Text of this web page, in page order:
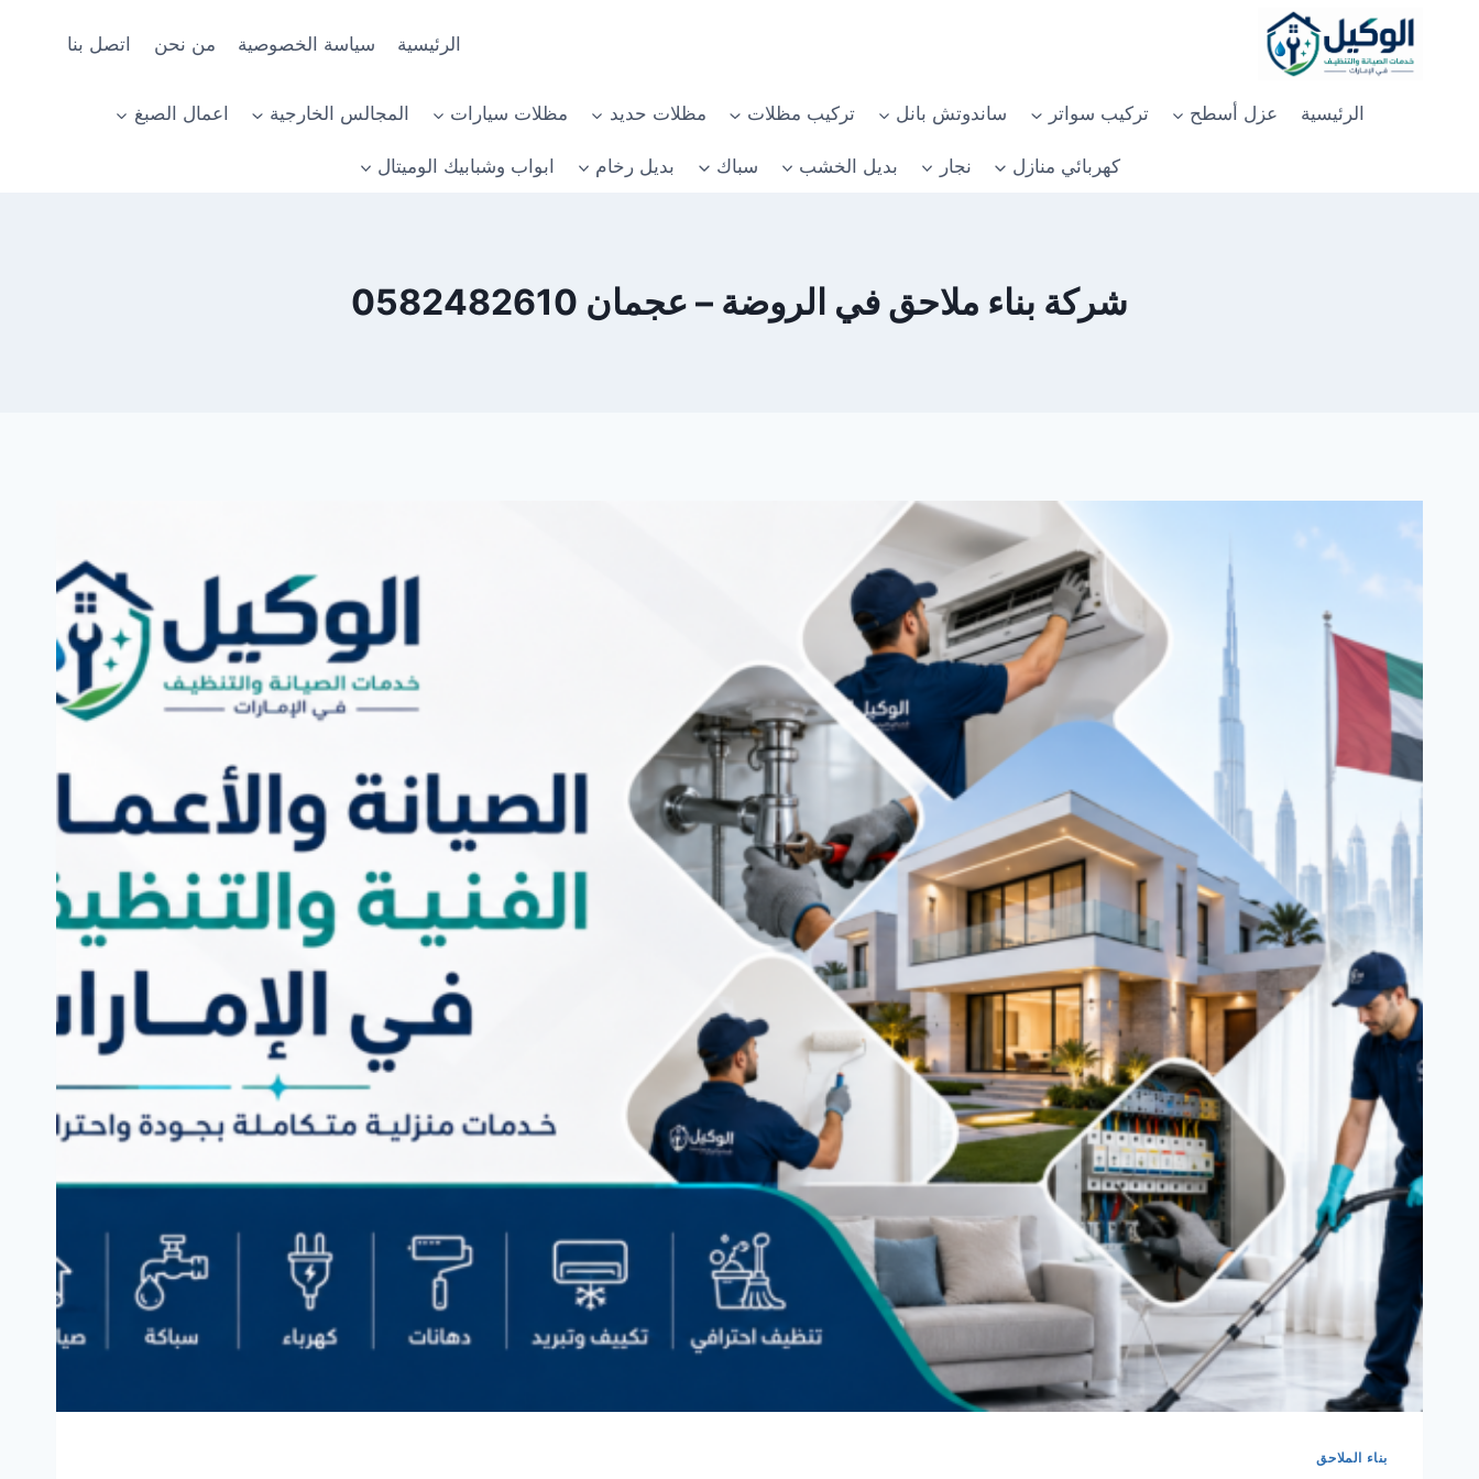
الرئيسية سياسة الخصوصية من نحن اتصل بنا
الرئيسية عزل أسطح تركيب سواتر ساندوتش بانل تركيب مظلات مظلات حديد مظلات سيارات المجالس الخارجية اعمال الصبغ
كهربائي منازل نجار بديل الخشب سباك بديل رخام ابواب وشبابيك الوميتال
شركة بناء ملاحق في الروضة – عجمان 0582482610
بناء الملاحق